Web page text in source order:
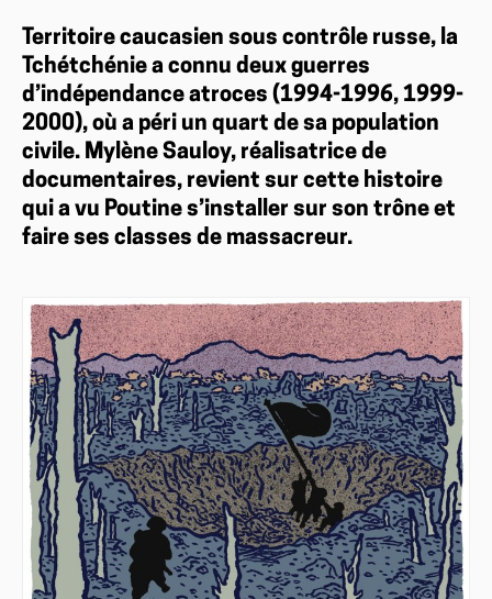
Territoire caucasien sous contrôle russe, la
Tchétchénie a connu deux guerres
d’indépendance atroces (1994-1996, 1999-
2000), où a péri un quart de sa population
civile. Mylène Sauloy, réalisatrice de
documentaires, revient sur cette histoire
qui a vu Poutine s’installer sur son trône et
faire ses classes de massacreur.